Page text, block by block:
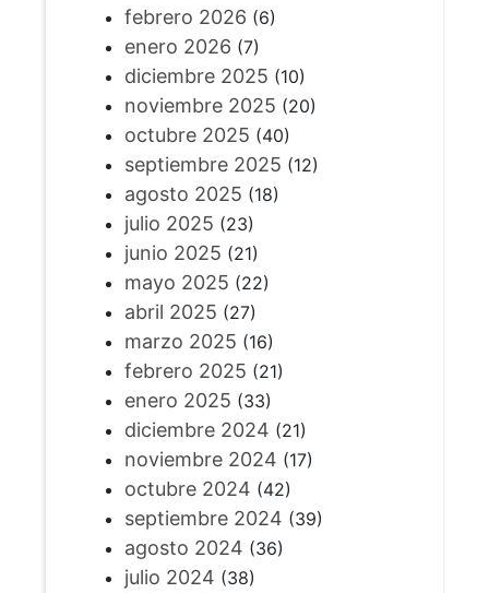
febrero 2026 (6)
enero 2026 (7)
diciembre 2025 (10)
noviembre 2025 (20)
octubre 2025 (40)
septiembre 2025 (12)
agosto 2025 (18)
julio 2025 (23)
junio 2025 (21)
mayo 2025 (22)
abril 2025 (27)
marzo 2025 (16)
febrero 2025 (21)
enero 2025 (33)
diciembre 2024 (21)
noviembre 2024 (17)
octubre 2024 (42)
septiembre 2024 (39)
agosto 2024 (36)
julio 2024 (38)